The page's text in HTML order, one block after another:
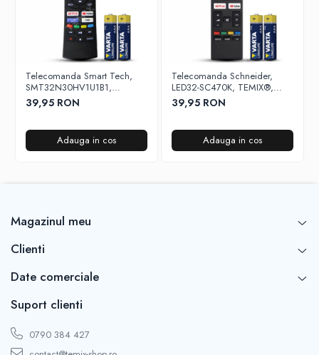
Telecomanda Smart Tech,
SMT32N30HV1U1B1,
43F30U, butoane dedicate
Youtube si Netflix, TEMIX®,
39,95 RON
Adauga in cos
Telecomanda Schneider,
LED32-SC470K, TEMIX®,
neagra, baterii incluse
39,95 RON
Adauga in cos
Magazinul meu
Clienti
Date comerciale
Suport clienti
0790 384 427